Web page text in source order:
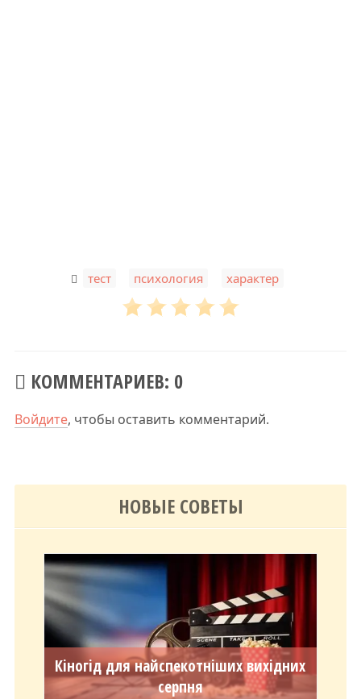
тест психология характер
КОММЕНТАРИЕВ: 0
Войдите, чтобы оставить комментарий.
НОВЫЕ СОВЕТЫ
Кіногід для найспекотніших вихідних
серпня